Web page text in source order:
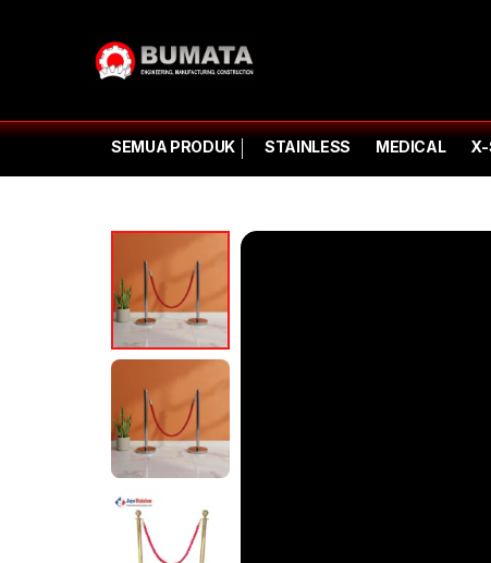
SEMUA PRODUK STAINLESS MEDICAL X-